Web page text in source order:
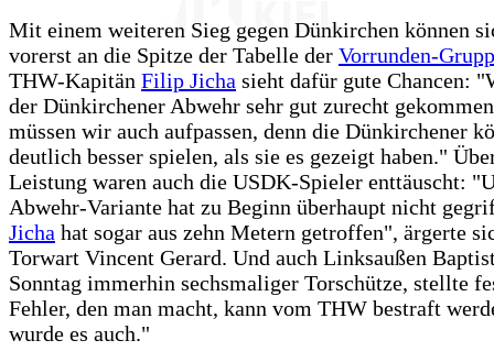
Mit einem weiteren Sieg gegen Dünkirchen können
vorerst an die Spitze der Tabelle der Vorrunden-
THW-Kapitän Filip Jicha sieht dafür gute Chancen:
der Dünkirchener Abwehr sehr gut zurecht
müssen wir auch aufpassen, denn die Dünkirchener
deutlich besser spielen, als sie es gezeigt haben."
Leistung waren auch die USDK-Spieler enttäuscht:
Abwehr-Variante hat zu Beginn überhaupt nicht
Jicha hat sogar aus zehn Metern getroffen", ärgerte
Torwart Vincent Gerard. Und auch Linksaußen
Sonntag immerhin sechsmaliger Torschütze, stellte
Fehler, den man macht, kann vom THW bestraft
wurde es auch."